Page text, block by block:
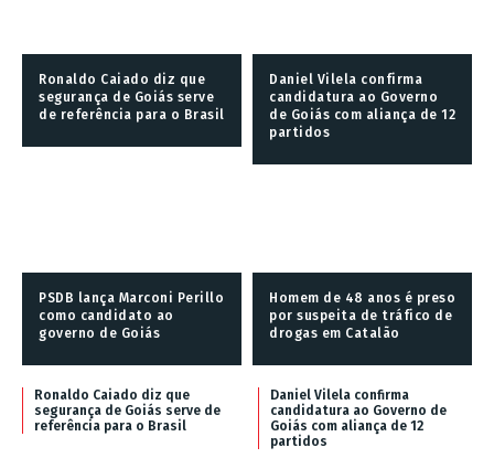
Ronaldo Caiado diz que
segurança de Goiás serve
de referência para o Brasil
Daniel Vilela confirma
candidatura ao Governo
de Goiás com aliança de 12
partidos
PSDB lança Marconi Perillo
como candidato ao
governo de Goiás
Homem de 48 anos é preso
por suspeita de tráfico de
drogas em Catalão
Ronaldo Caiado diz que
segurança de Goiás serve de
referência para o Brasil
Daniel Vilela confirma
candidatura ao Governo de
Goiás com aliança de 12
partidos